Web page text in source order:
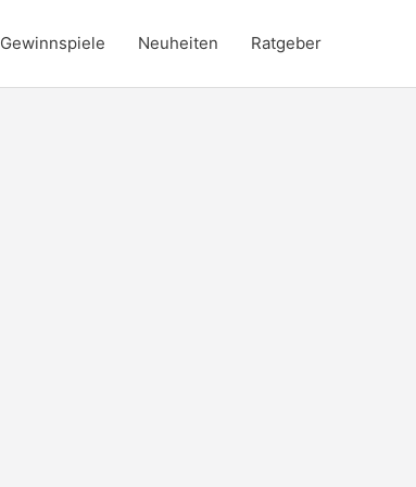
Gewinnspiele Neuheiten Ratgeber